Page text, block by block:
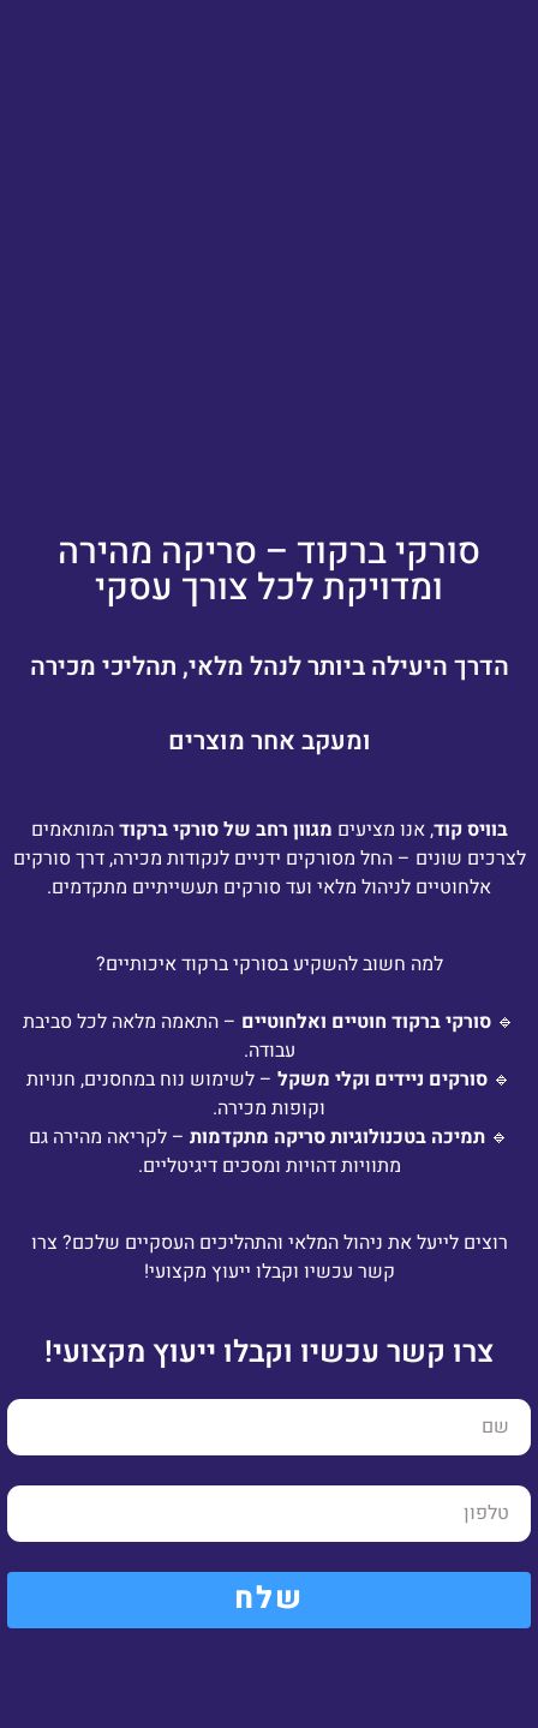
סורקי ברקוד – סריקה מהירה
ומדויקת לכל צורך עסקי
הדרך היעילה ביותר לנהל מלאי, תהליכי מכירה
ומעקב אחר מוצרים
בוויס קוד, אנו מציעיםמגוון רחב של סורקי ברקודהמותאמים
לצרכים שונים – החל מסורקים ידניים לנקודות מכירה, דרך סורקים
אלחוטיים לניהול מלאי ועד סורקים תעשייתיים מתקדמים.
למה חשוב להשקיע בסורקי ברקוד איכותיים?
🔹 סורקי ברקוד חוטיים ואלחוטיים– התאמה מלאה לכל סביבת
עבודה.
🔹 סורקים ניידים וקלי משקל– לשימוש נוח במחסנים, חנויות
וקופות מכירה.
🔹 תמיכה בטכנולוגיות סריקה מתקדמות– לקריאה מהירה גם
מתוויות דהויות ומסכים דיגיטליים.
רוצים לייעל את ניהול המלאי והתהליכים העסקיים שלכם? צרו
קשר עכשיו וקבלו ייעוץ מקצועי!
צרו קשר עכשיו וקבלו ייעוץ מקצועי!​
שלח